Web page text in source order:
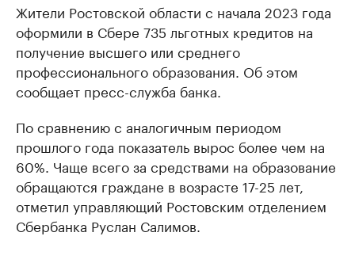
Жители Ростовской области с начала 2023 года
оформили в Сбере 735 льготных кредитов на
получение высшего или среднего
профессионального образования. Об этом
сообщает пресс-служба банка.
По сравнению с аналогичным периодом
прошлого года показатель вырос более чем на
60%. Чаще всего за средствами на образование
обращаются граждане в возрасте 17-25 лет,
отметил управляющий Ростовским отделением
Сбербанка Руслан Салимов.